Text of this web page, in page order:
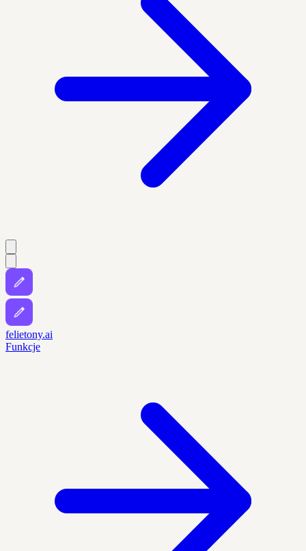
felietony.ai
Funkcje